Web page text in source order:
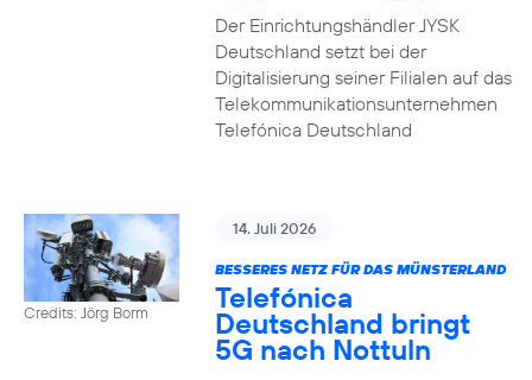
Der Einrichtungshändler JYSK
Deutschland setzt bei der
Digitalisierung seiner Filialen auf das
Telekommunikationsunternehmen
Telefónica Deutschland
Credits: Jörg Borm
14. Juli 2026
BESSERES NETZ FÜR DAS MÜNSTERLAND
Telefónica
Deutschland bringt
5G nach Nottuln